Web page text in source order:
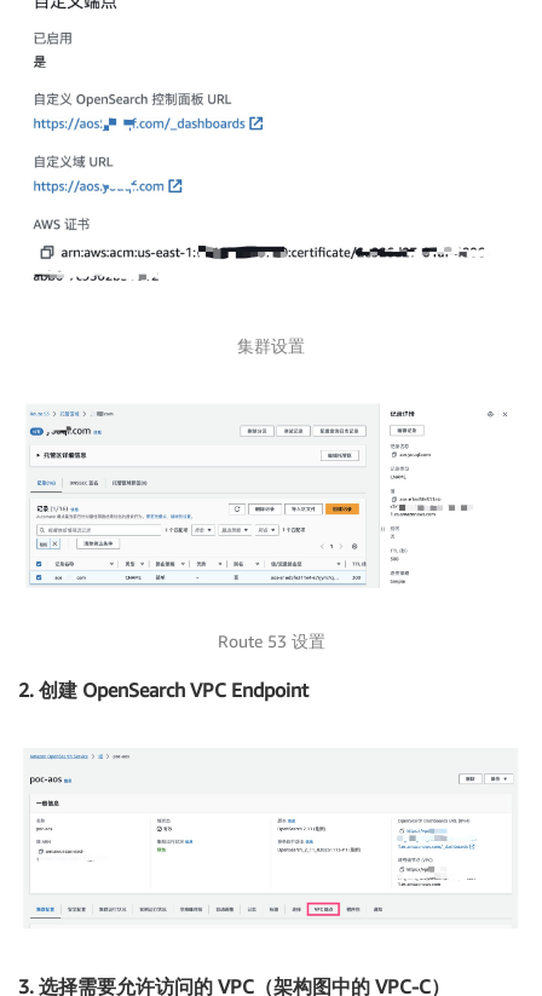
集群设置
Route 53 设置
2. 创建 OpenSearch VPC Endpoint
3. 选择需要允许访问的 VPC（架构图中的 VPC-C）